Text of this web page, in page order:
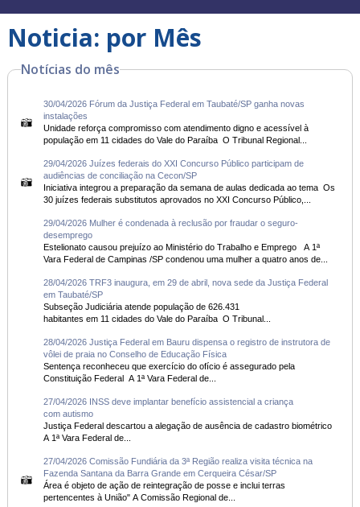
Noticia: por Mês
Notícias do mês
30/04/2026 Fórum da Justiça Federal em Taubaté/SP ganha novas
instalações
Unidade reforça compromisso com atendimento digno e acessível à
população em 11 cidades do Vale do Paraíba O Tribunal Regional...
29/04/2026 Juízes federais do XXI Concurso Público participam de
audiências de conciliação na Cecon/SP
Iniciativa integrou a preparação da semana de aulas dedicada ao tema Os
30 juízes federais substitutos aprovados no XXI Concurso Público,...
29/04/2026 Mulher é condenada à reclusão por fraudar o seguro-
desemprego
Estelionato causou prejuízo ao Ministério do Trabalho e Emprego A 1ª
Vara Federal de Campinas /SP condenou uma mulher a quatro anos de...
28/04/2026 TRF3 inaugura, em 29 de abril, nova sede da Justiça Federal
em Taubaté/SP
Subseção Judiciária atende população de 626.431
habitantes em 11 cidades do Vale do Paraíba O Tribunal...
28/04/2026 Justiça Federal em Bauru dispensa o registro de instrutora de
vôlei de praia no Conselho de Educação Física
Sentença reconheceu que exercício do ofício é assegurado pela
Constituição Federal A 1ª Vara Federal de...
27/04/2026 INSS deve implantar benefício assistencial a criança
com autismo
Justiça Federal descartou a alegação de ausência de cadastro biométrico
A 1ª Vara Federal de...
27/04/2026 Comissão Fundiária da 3ª Região realiza visita técnica na
Fazenda Santana da Barra Grande em Cerqueira César/SP
Área é objeto de ação de reintegração de posse e inclui terras
pertencentes à União" A Comissão Regional de...